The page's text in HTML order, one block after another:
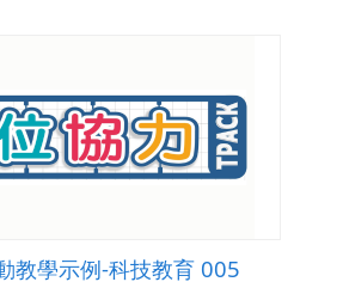
教學示例-科技教育 005